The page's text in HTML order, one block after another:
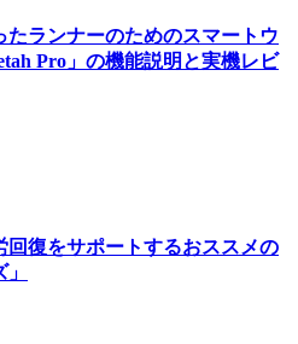
たランナーのためのスマートウ
Pro」の機能説明と実機レビ
回復をサポートするおススメの